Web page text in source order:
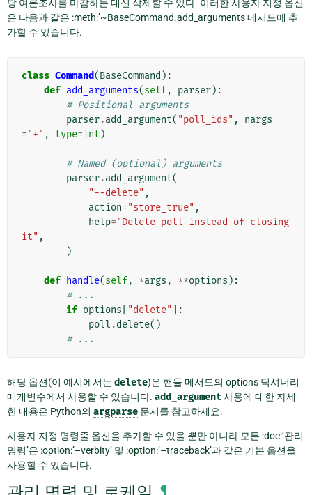
당 여론조사를 마감하는 대신 삭제할 수 있다. 이러한 사용자 지정 옵션
은 다음과 같은 :meth:’~BaseCommand.add_arguments 메서드에 추
가할 수 있습니다.
class Command(BaseCommand ):
def add_arguments(self, parser):
# Positional arguments
parser.add_argument( "poll_ids" ,
nargs
="+" , type=int )
# Named (optional) arguments
parser.add_argument(
"--delete" ,
action="store_true" ,
help="Delete poll instead of closing
it" ,
)
def handle(self, *args , **options ):
# ...
if options "delete"
]:
poll .delete()
# ...
해당 옵션(이 예시에서는 delete)은 핸들 메서드의 options 딕셔너리
매개변수에서 사용할 수 있습니다. add_argument사용에 대한 자세
한 내용은 Python의 argparse 문서를 참고하세요.
사용자 지정 명령줄 옵션을 추가할 수 있을 뿐만 아니라 모든 :doc:’관리
명령’은 :option:’–verbity’ 및 :option:’–traceback’과 같은 기본 옵션을
사용할 수 있습니다.
¶